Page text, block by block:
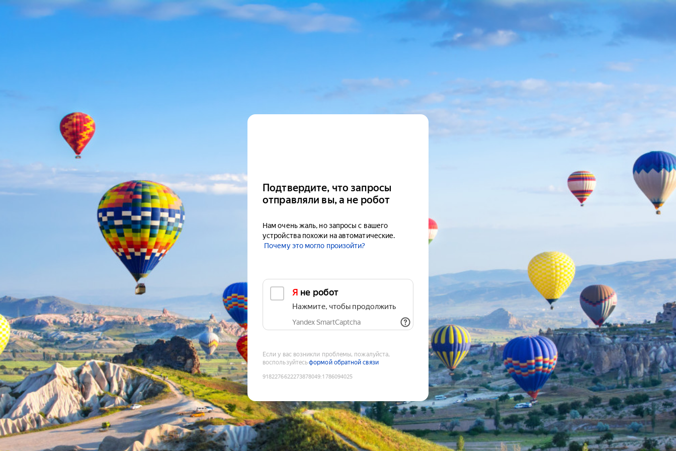
Подтвердите, что запросы
отправляли вы, а не робот
Нам очень жаль, но запросы с вашего
устройства похожи на автоматические.
Почему это могло произойти?
Я не робот
Нажмите, чтобы продолжить
Yandex SmartCaptcha
Если у вас возникли проблемы, пожалуйста,
воспользуйтесьформой обратной связи
9182276622273878049:1786094025